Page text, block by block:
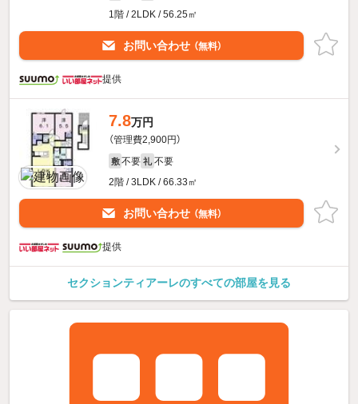
1階 / 2LDK / 56.25㎡
お問い合わせ （無料）
提供
7.8万円
（管理費2,900円）
敷 不要 礼 不要
2階 / 3LDK / 66.33㎡
お問い合わせ （無料）
提供
セクションティアーレのすべての部屋を見る